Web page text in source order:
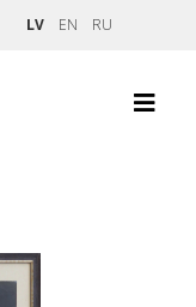
LV EN RU